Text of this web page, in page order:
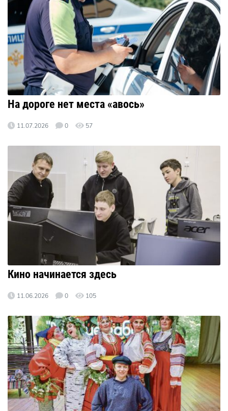
На дороге нет места «авось»
11.07.2026 0 57
Кино начинается здесь
11.06.2026 0 105